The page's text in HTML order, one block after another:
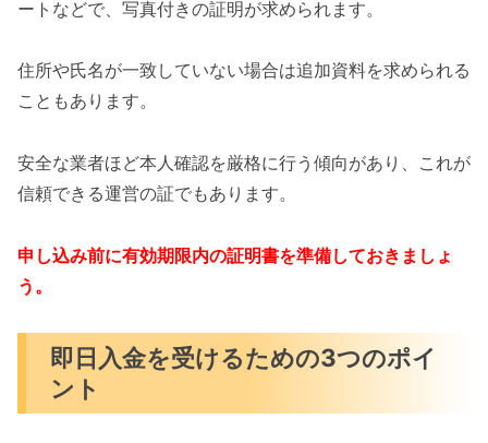
ートなどで、写真付きの証明が求められます。
住所や氏名が一致していない場合は追加資料を求められる
こともあります。
安全な業者ほど本人確認を厳格に行う傾向があり、これが
信頼できる運営の証でもあります。
申し込み前に有効期限内の証明書を準備しておきましょ
う。
即日入金を受けるための3つのポイ
ント